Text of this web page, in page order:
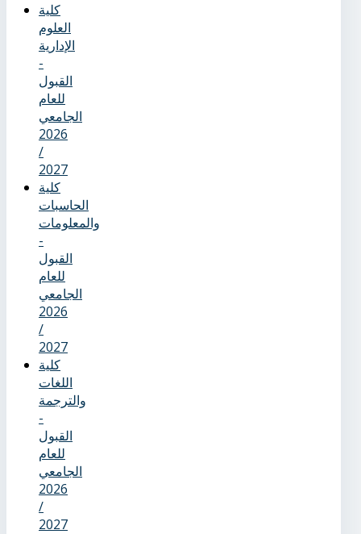
كلية
العلوم
الإدارية
-
القبول
للعام
الجامعي
2026
/
2027
كلية
الحاسبات
والمعلومات
-
القبول
للعام
الجامعي
2026
/
2027
كلية
اللغات
والترجمة
-
القبول
للعام
الجامعي
2026
/
2027